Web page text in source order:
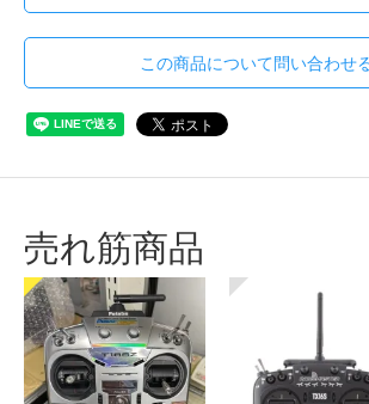
この商品について問い合わせ
売れ筋商品